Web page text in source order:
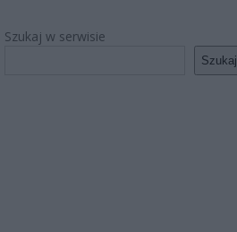
Szukaj w serwisie
Szukaj